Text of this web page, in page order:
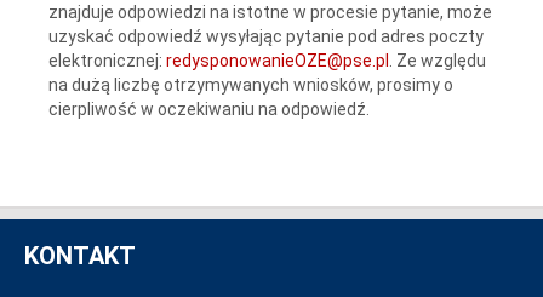
znajduje odpowiedzi na istotne w procesie pytanie, może
uzyskać odpowiedź wysyłając pytanie pod adres poczty
elektronicznej: redysponowanieOZE@pse.pl
. Ze względu
na dużą liczbę otrzymywanych wniosków, prosimy o
cierpliwość w oczekiwaniu na odpowiedź.
KONTAKT